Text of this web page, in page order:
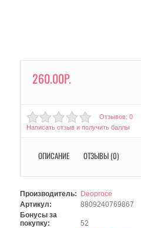
260.00Р.
Отзывов: 0
Написать отзыв и получить баллы
ОПИСАНИЕ ОТЗЫВЫ (0)
Производитель:
Deoproce
Артикул:
8809240769867
Бонусы за
покупку:
52